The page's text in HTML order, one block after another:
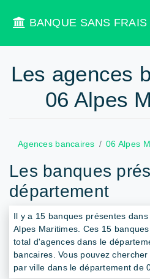
BANQUE SANS FRAIS
Les agences
06 Alpes
Agences bancaires 06 Alpes
Les banques
département
Il y a 15 banques présentes
Alpes Maritimes. Ces 15
total d'agences dans le
bancaires. Vous pouvez
par ville dans le département de